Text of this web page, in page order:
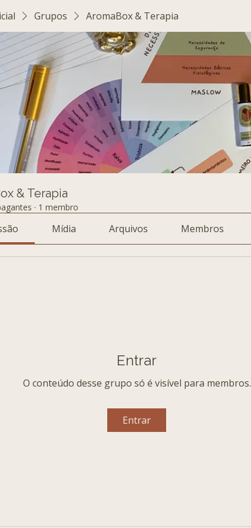
Grupos AromaBox & Terapia
& Terapia
· 1 membro
Mídia Arquivos Membros
Entrar
O conteúdo desse grupo só é visível para membros.
Entrar